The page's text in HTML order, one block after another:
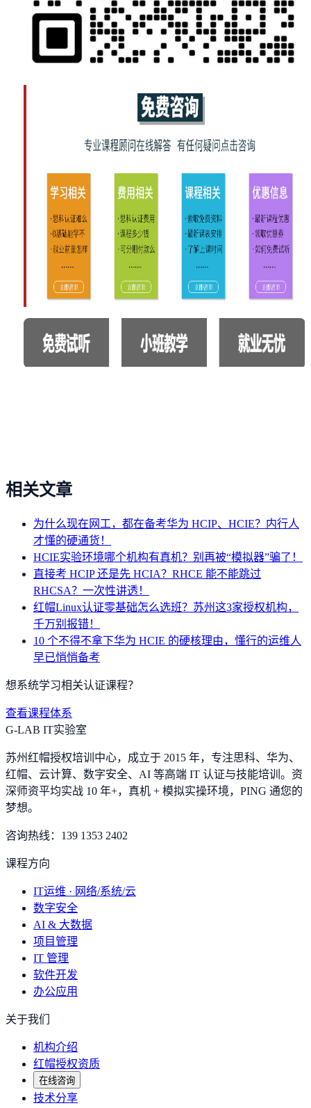
相关文章
为什么现在网工，都在备考华为 HCIP、HCIE？内行人
才懂的硬通货！
HCIE实验环境哪个机构有真机？别再被“模拟器”骗了！
直接考 HCIP 还是先 HCIA？RHCE 能不能跳过
RHCSA？一次性讲透！
红帽Linux认证零基础怎么选班？苏州这3家授权机构，
千万别报错！
10 个不得不拿下华为 HCIE 的硬核理由，懂行的运维人
早已悄悄备考
想系统学习相关认证课程？
查看课程体系
G-LAB IT实验室
苏州红帽授权培训中心，成立于 2015 年，专注思科、华为、
红帽、云计算、数字安全、AI 等高端 IT 认证与技能培训。资
深师资平均实战 10 年+，真机 + 模拟实操环境， PING 通您的
梦想。
咨询热线： 139 1353 2402
课程方向
IT运维 · 网络/系统/云
数字安全
AI & 大数据
项目管理
IT 管理
软件开发
办公应用
关于我们
机构介绍
红帽授权资质
在线咨询
技术分享